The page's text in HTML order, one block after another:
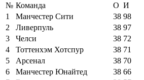
№ Команда О И
1
Манчестер Сити 38 98
2
Ливерпуль 38 97
3
Челси 38 72
4
Тоттенхэм Хотспур 38 71
5
Арсенал 38 70
6
Манчестер Юнайтед 38 66